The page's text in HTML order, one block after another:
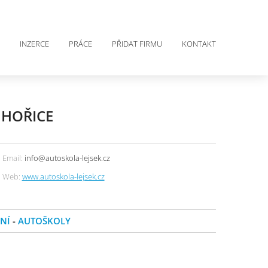
INZERCE PRÁCE PŘIDAT FIRMU KONTAKT
Email: info@autoskola-lejsek.cz
Web: www.autoskola-lejsek.cz
-AUTOŠKOLY